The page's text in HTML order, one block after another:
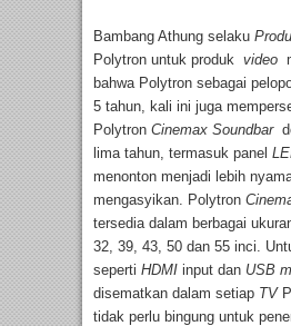
Bambang Athung selaku
Polytron untuk produk video
bahwa Polytron sebagai
5 tahun, kali ini juga
Polytron Cinemax Soundbar
lima tahun, termasuk panel
menonton menjadi lebih
mengasyikan. Polytron
tersedia dalam berbagai
32, 39, 43, 50 dan 55 inci.
seperti HDMI input dan USB
disematkan dalam setiap TV
tidak perlu bingung untuk